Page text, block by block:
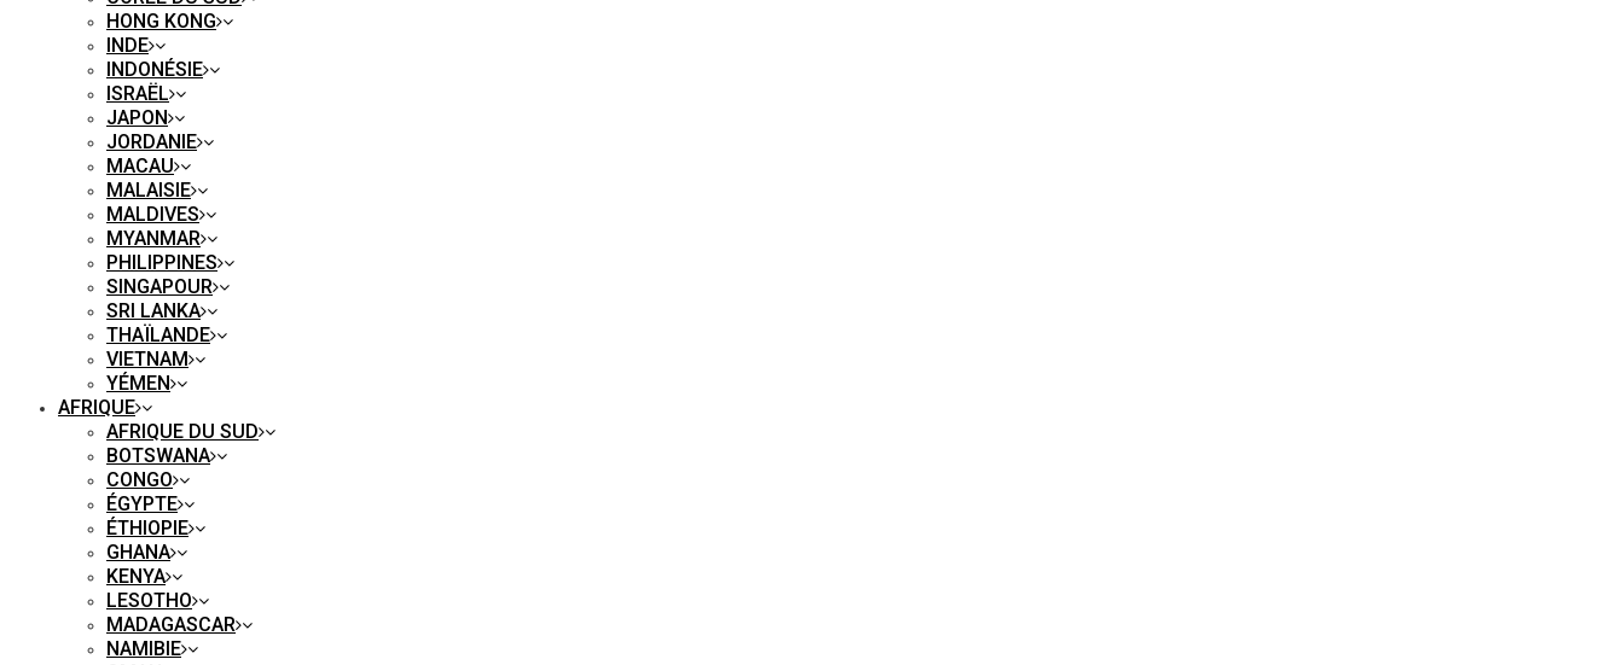
HONG KONG
INDE
INDONÉSIE
ISRAËL
JAPON
JORDANIE
MACAU
MALAISIE
MALDIVES
MYANMAR
PHILIPPINES
SINGAPOUR
SRI LANKA
THAÏLANDE
VIETNAM
YÉMEN
AFRIQUE
AFRIQUE DU SUD
BOTSWANA
CONGO
ÉGYPTE
ÉTHIOPIE
GHANA
KENYA
LESOTHO
MADAGASCAR
NAMIBIE